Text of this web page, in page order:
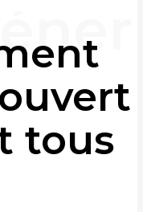
tous